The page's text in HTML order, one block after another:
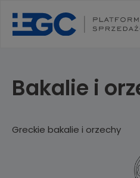
Bakalie i
Greckie bakalie i orzechy